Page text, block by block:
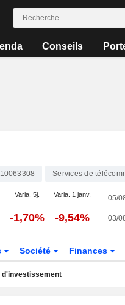
Conseils
Services de
Varia. 5j. Varia. 1 janv.
-1,70% -9,54%
05/
03/
Société Finances
d'investissement